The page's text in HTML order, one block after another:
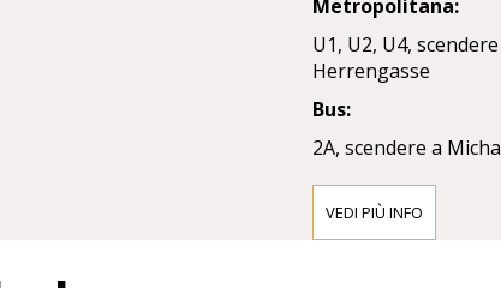
Metropolitana:
U1, U2, U4,
Herrengasse
Bus:
2A, scendere a
VEDI PIÙ INFO